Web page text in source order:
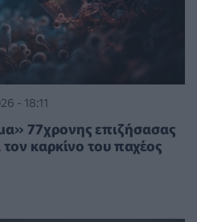
- 18:11
77χρονης επιζήσασας
καρκίνο του παχέος